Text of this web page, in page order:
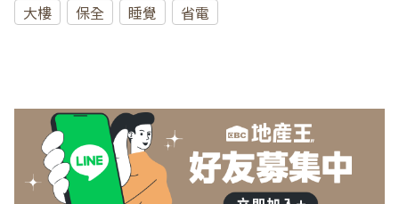
大樓 保全 睡覺 省電